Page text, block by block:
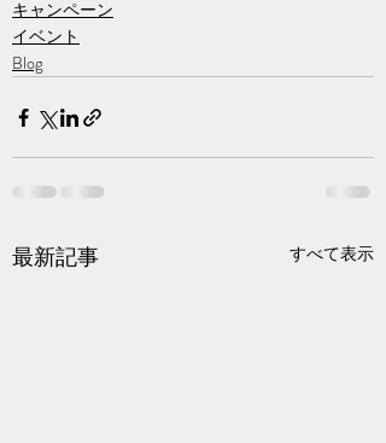
キャンペーン
イベント
Blog
最新記事 すべて表示